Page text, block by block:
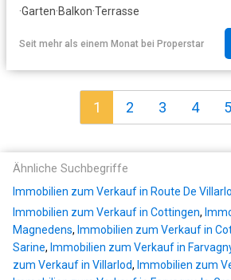
·Garten·Balkon·Terrasse
Seit mehr als einem Monat bei Properstar
1 2 3 4 5
Ähnliche Suchbegriffe
Immobilien zum Verkauf in Route De
Immobilien zum Verkauf in Cottingen,
Magnedens, Immobilien zum Verkauf in
Sarine, Immobilien zum Verkauf in
zum Verkauf in Villarlod, Immobilien zum